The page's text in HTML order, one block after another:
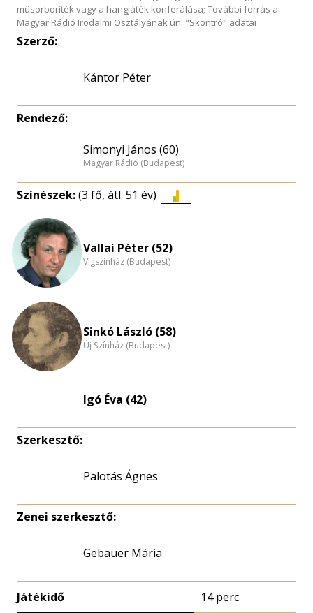
műsorboríték vagy a hangjáték konferálása; További forrás a
Magyar Rádió Irodalmi Osztályának ún. "Skontró" adatai
Szerző:
Kántor Péter
Rendező:
Simonyi János (60)
Magyar Rádió (Budapest)
Színészek:(3 fő, átl. 51 év)
Vallai Péter (52)
Vígszínház (Budapest)
Sinkó László (58)
Új Színház (Budapest)
Igó Éva (42)
Szerkesztő:
Palotás Ágnes
Zenei szerkesztő:
Gebauer Mária
Játékidő 14 perc